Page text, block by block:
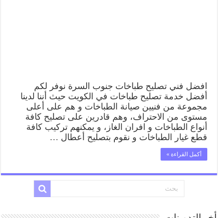
افضل فني تصليح طباخات جنوب السرة نوفر لكم
أفضل خدمة تصليح طباخات في الكويت حيث أننا لدينا
مجموعة من فنيين صيانة الطباخات و هم على أعلى
مستوى من الاحتراف، وهم قادرين على تصليح كافة
أنواع الطباخات و افران الغاز، و يمكنهم تركيب كافة
قطع غيار الطباخات و نقوم بتصليح أعطال …
أكمل القراءة »